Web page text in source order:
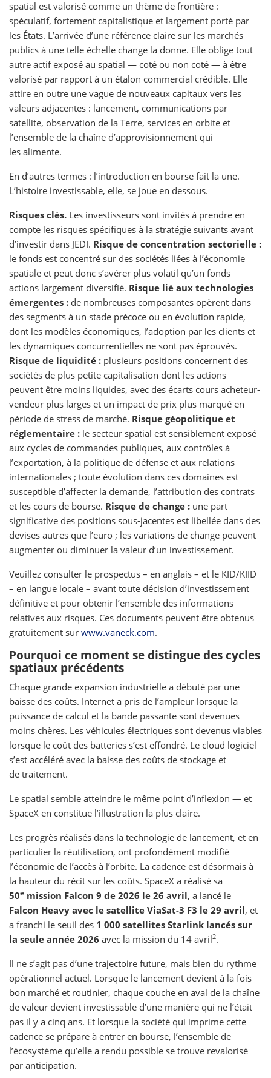
spatial est valorisé comme un thème de frontière :
spéculatif, fortement capitalistique et largement porté par
les États. L’arrivée d’une référence claire sur les marchés
publics à une telle échelle change la donne. Elle oblige tout
autre actif exposé au spatial — coté ou non coté — à être
valorisé par rapport à un étalon commercial crédible. Elle
attire en outre une vague de nouveaux capitaux vers les
valeurs adjacentes : lancement, communications par
satellite, observation de la Terre, services en orbite et
l’ensemble de la chaîne d’approvisionnement qui
les alimente.
En d’autres termes : l’introduction en bourse fait la une.
L’histoire investissable, elle, se joue en dessous.
Risques clés. Les investisseurs sont invités à prendre en
compte les risques spécifiques à la stratégie suivants avant
d’investir dans JEDI. Risque de concentration sectorielle :
le fonds est concentré sur des sociétés liées à l’économie
spatiale et peut donc s’avérer plus volatil qu’un fonds
actions largement diversifié. Risque lié aux technologies
émergentes : de nombreuses composantes opèrent dans
des segments à un stade précoce ou en évolution rapide,
dont les modèles économiques, l’adoption par les clients et
les dynamiques concurrentielles ne sont pas éprouvés.
Risque de liquidité : plusieurs positions concernent des
sociétés de plus petite capitalisation dont les actions
peuvent être moins liquides, avec des écarts cours acheteur-
vendeur plus larges et un impact de prix plus marqué en
période de stress de marché. Risque géopolitique et
réglementaire : le secteur spatial est sensiblement exposé
aux cycles de commandes publiques, aux contrôles à
l’exportation, à la politique de défense et aux relations
internationales ; toute évolution dans ces domaines est
susceptible d’affecter la demande, l’attribution des contrats
et les cours de bourse. Risque de change : une part
significative des positions sous-jacentes est libellée dans des
devises autres que l’euro ; les variations de change peuvent
augmenter ou diminuer la valeur d’un investissement.
Veuillez consulter le prospectus – en anglais – et le KID/KIID
– en langue locale – avant toute décision d’investissement
définitive et pour obtenir l’ensemble des informations
relatives aux risques. Ces documents peuvent être obtenus
gratuitement sur www.vaneck.com.
Pourquoi ce moment se distingue des cycles
spatiaux précédents
Chaque grande expansion industrielle a débuté par une
baisse des coûts. Internet a pris de l’ampleur lorsque la
puissance de calcul et la bande passante sont devenues
moins chères. Les véhicules électriques sont devenus viables
lorsque le coût des batteries s’est effondré. Le cloud logiciel
s’est accéléré avec la baisse des coûts de stockage et
de traitement.
Le spatial semble atteindre le même point d’inflexion — et
SpaceX en constitue l’illustration la plus claire.
Les progrès réalisés dans la technologie de lancement, et en
particulier la réutilisation, ont profondément modifié
l’économie de l’accès à l’orbite. La cadence est désormais à
la hauteur du récit sur les coûts. SpaceX a réalisé sa
50e mission Falcon 9 de 2026 le 26 avril, a lancé le
Falcon Heavy avec le satellite ViaSat-3 F3 le 29 avril, et
a franchi le seuil des 1 000 satellites Starlink lancés sur
la seule année 2026 avec la mission du 14 avril2.
Il ne s’agit pas d’une trajectoire future, mais bien du rythme
opérationnel actuel. Lorsque le lancement devient à la fois
bon marché et routinier, chaque couche en aval de la chaîne
de valeur devient investissable d’une manière qui ne l’était
pas il y a cinq ans. Et lorsque la société qui imprime cette
cadence se prépare à entrer en bourse, l’ensemble de
l’écosystème qu’elle a rendu possible se trouve revalorisé
par anticipation.